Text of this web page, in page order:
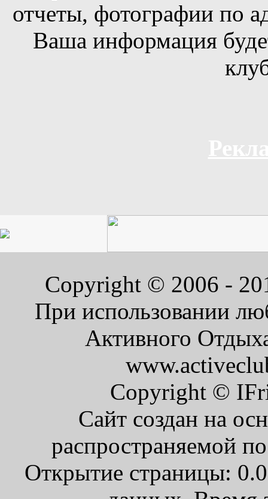
отчеты, фотографии по
Ваша информация
Copyright © 2006 -
При использовании
Активного
Copyright ©
Сайт создан на
распространяемой
Открытие страницы: